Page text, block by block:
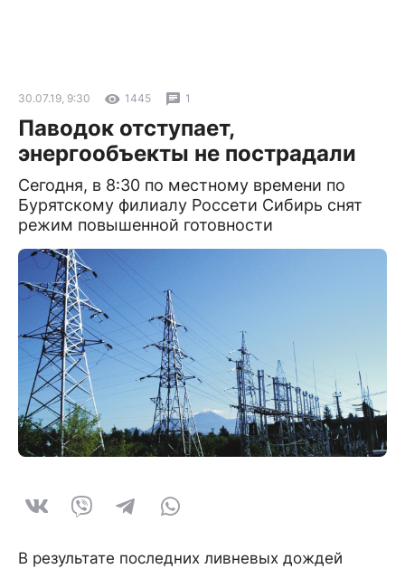
30.07.19, 9:30 1445 1
Паводок отступает,
энергообъекты не пострадали
Сегодня, в 8:30 по местному времени по
Бурятскому филиалу Россети Сибирь снят
режим повышенной готовности
В результате последних ливневых дождей